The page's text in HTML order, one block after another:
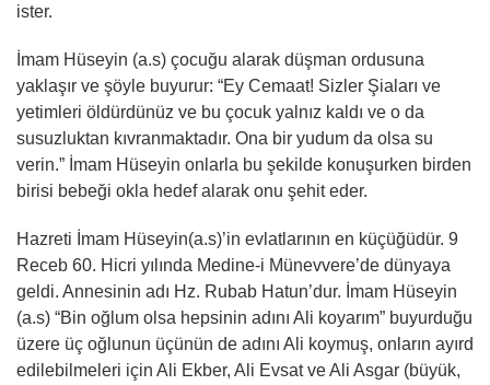
ister.
İmam Hüseyin (a.s) çocuğu alarak düşman ordusuna
yaklaşır ve şöyle buyurur: “Ey Cemaat! Sizler Şiaları ve
yetimleri öldürdünüz ve bu çocuk yalnız kaldı ve o da
susuzluktan kıvranmaktadır. Ona bir yudum da olsa su
verin.” İmam Hüseyin onlarla bu şekilde konuşurken birden
birisi bebeği okla hedef alarak onu şehit eder.
Hazreti İmam Hüseyin(a.s)’in evlatlarının en küçüğüdür. 9
Receb 60. Hicri yılında Medine-i Münevvere’de dünyaya
geldi. Annesinin adı Hz. Rubab Hatun’dur. İmam Hüseyin
(a.s) “Bin oğlum olsa hepsinin adını Ali koyarım” buyurduğu
üzere üç oğlunun üçünün de adını Ali koymuş, onların ayırd
edilebilmeleri için Ali Ekber, Ali Evsat ve Ali Asgar (büyük,